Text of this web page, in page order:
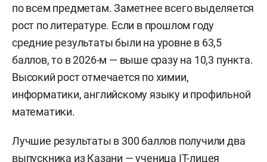
по всем предметам. Заметнее всего выделяется
рост по литературе. Если в прошлом году
средние результаты были на уровне в 63,5
баллов, то в 2026-м — выше сразу на 10,3 пункта.
Высокий рост отмечается по химии,
информатики, английскому языку и профильной
математики.
Лучшие результаты в 300 баллов получили два
выпускника из Казани — ученица IT-лицея